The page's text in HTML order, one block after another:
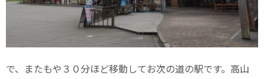
で、またもや３０分ほど移動してお次の道の駅です。高山